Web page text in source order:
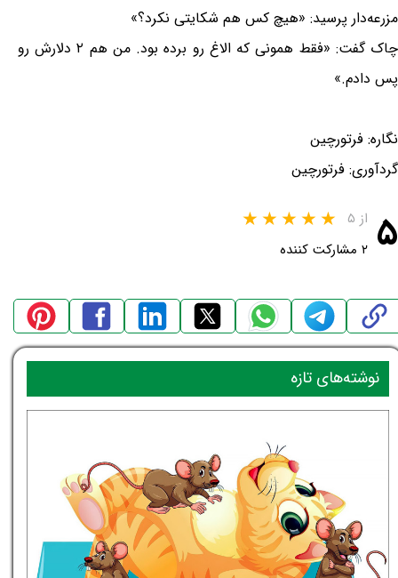
مزرعه‌دار پرسید: «هیچ کس هم شکایتی نکرد؟»
چاک گفت: «فقط همونی که الاغ رو برده بود. من هم ۲ دلارش رو
پس دادم.»
نگاره: فرتورچین
گردآوری: فرتورچین
۵ از ۵
۲ مشارکت کننده
نوشته‌های تازه